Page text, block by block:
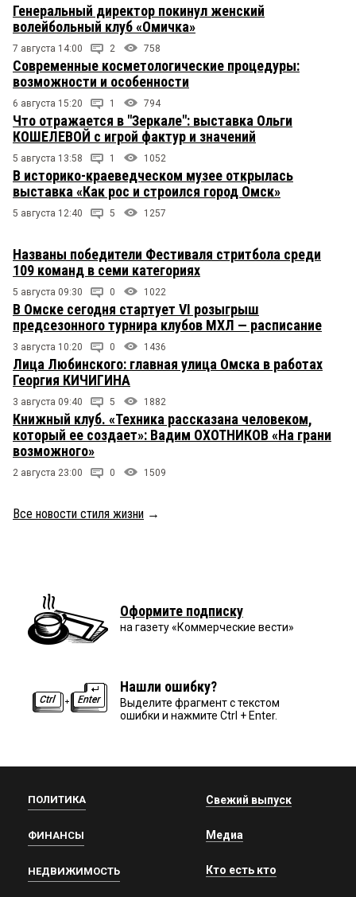
Генеральный директор покинул женский
волейбольный клуб «Омичка»
7 августа 14:00 2 758
Современные косметологические процедуры:
возможности и особенности
6 августа 15:20 1 794
Что отражается в "Зеркале": выставка Ольги
КОШЕЛЕВОЙ с игрой фактур и значений
5 августа 13:58 1 1052
В историко-краеведческом музее открылась
выставка «Как рос и строился город Омск»
5 августа 12:40 5 1257
Названы победители Фестиваля стритбола среди
109 команд в семи категориях
5 августа 09:30 0 1022
В Омске сегодня стартует VI розыгрыш
предсезонного турнира клубов МХЛ — расписание
3 августа 10:20 0 1436
Лица Любинского: главная улица Омска в работах
Георгия КИЧИГИНА
3 августа 09:40 5 1882
Книжный клуб. «Техника рассказана человеком,
который ее создает»: Вадим ОХОТНИКОВ «На грани
возможного»
2 августа 23:00 0 1509
Все новости стиля жизни →
Оформите подписку
на газету «Коммерческие вести»
Нашли ошибку?
Выделите фрагмент с текстом
ошибки и нажмите Ctrl + Enter.
ПОЛИТИКА
ФИНАНСЫ
НЕДВИЖИМОСТЬ
Свежий выпуск
Медиа
Кто есть кто